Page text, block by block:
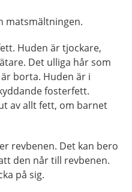
matsmältningen.
Huden är tjockare,
Det ulliga hår som
borta. Huden är i
fosterfett.
av allt fett, om barnet
revbenen. Det kan bero
den når till revbenen.
på sig.